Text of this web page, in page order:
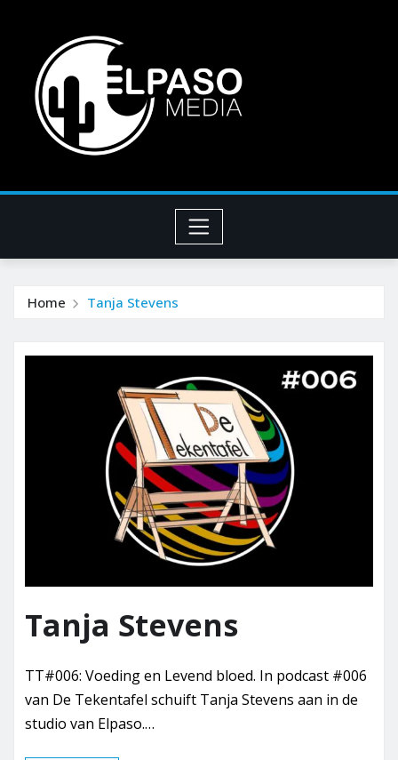
Home Tanja Stevens
Tanja Stevens
TT#006: Voeding en Levend bloed. In podcast #006
van De Tekentafel schuift Tanja Stevens aan in de
studio van Elpaso.…